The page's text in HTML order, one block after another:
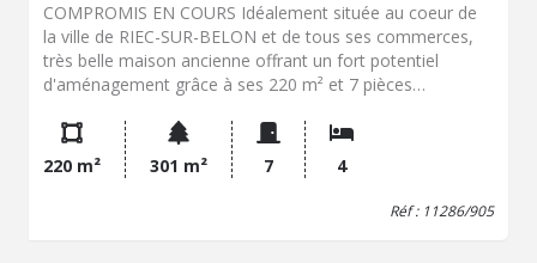
COMPROMIS EN COURS Idéalement située au coeur de
la ville de RIEC-SUR-BELON et de tous ses commerces,
très belle maison ancienne offrant un fort potentiel
d'aménagement grâce à ses 220 m² et 7 pièces
valorisation supplémentaire. Développée sur quatre
niveaux, cette propriété offre un cadre idéal pour un
projet de rénovation ambitieux permettant de révéler son
cachet et de créer un lieu de vie unique. Descriptif
220 m² 301 m² 7 4
Réf : 11286/905